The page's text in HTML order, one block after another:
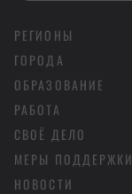
РЕГИОНЫ
ГОРОДА
ОБРАЗОВАНИЕ
РАБОТА
СВОЁ ДЕЛО
МЕРЫ ПОДДЕРЖКИ
НОВОСТИ